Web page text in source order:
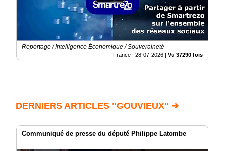
Reportage / Intelligence Économique / Souveraineté
France | 28-07-2026 | Vu 37290 fois
DERNIERS ARTICLES "GOUVIEUX" ➔
Communiqué de presse du député Philippe Latombe